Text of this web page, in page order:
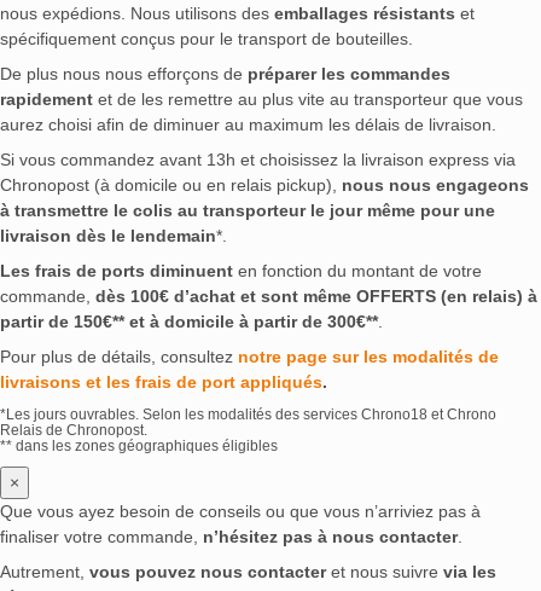
nous expédions. Nous utilisons des emballages résistants et
spécifiquement conçus pour le transport de bouteilles.
De plus nous nous efforçons de préparer les commandes
rapidement et de les remettre au plus vite au transporteur que vous
aurez choisi afin de diminuer au maximum les délais de livraison.
Si vous commandez avant 13h et choisissez la livraison express via
Chronopost (à domicile ou en relais pickup), nous nous engageons
à transmettre le colis au transporteur le jour même pour une
livraison dès le lendemain*.
Les frais de ports diminuent en fonction du montant de votre
commande, dès 100€ d’achat et sont même OFFERTS (en relais) à
partir de 150€** et à domicile à partir de 300€**.
Pour plus de détails, consultez notre page sur les modalités de
livraisons et les frais de port appliqués.
*Les jours ouvrables. Selon les modalités des services Chrono18 et Chrono
Relais de Chronopost.
** dans les zones géographiques éligibles
×
Que vous ayez besoin de conseils ou que vous n’arriviez pas à
finaliser votre commande, n’hésitez pas à nous contacter.
Autrement, vous pouvez nous contacteret nous suivre via les